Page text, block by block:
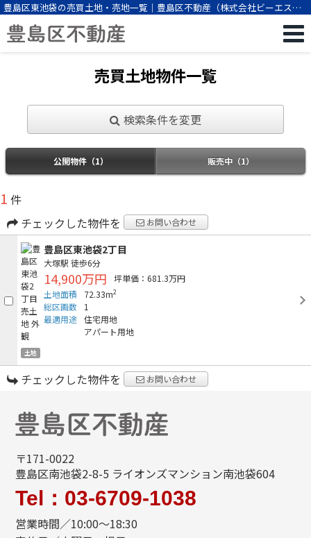
豊島区東池袋の売買土地・売地一覧｜豊島区不動産（株式会社ビーエスパ
ートナー）
売買土地物件一覧
検索条件を変更
公開物件（1） 販売中（1）
1 件
チェックした物件を
お問い合わせ
土地
豊島区東池袋2丁目
大塚駅 徒歩6分
14,900万円
坪単価：681.3万円
土地面積
72.33m2
総区画数
1
最適用途 住宅用地
アパート用地
チェックした物件を お問い合わせ
〒171-0022
豊島区南池袋2-8-5 ライオンズマンション南池袋604
Tel：03-6709-1038
営業時間／10:00～18:30